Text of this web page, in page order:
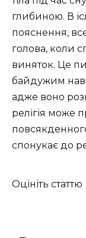
глибиною. В
пояснення,
голова, коли
виняток. Це
байдужим
адже воно
релігія може
спонукає до
Оцініть статтю